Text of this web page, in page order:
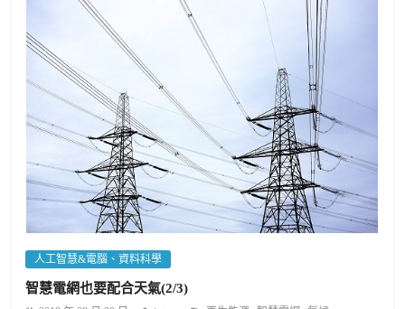
人工智慧&電腦、資料科學
智慧電網也要配合天氣(2/3)